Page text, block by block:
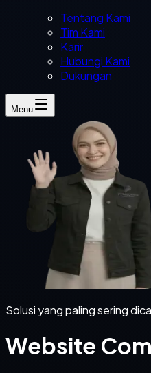
Tentang Kami
Tim Kami
Karir
Hubungi Kami
Dukungan
Menu
Solusi yang paling sering
Website